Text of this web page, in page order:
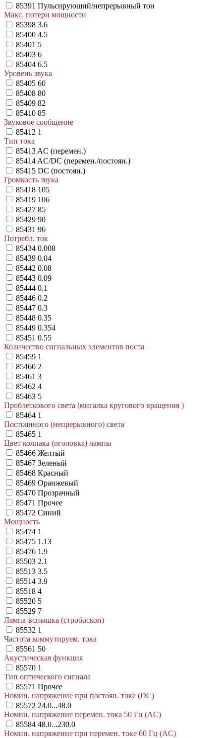
85391 Пульсирующий/непрерывный тон
Макс. потери мощности
85398 3.6
85400 4.5
85401 5
85403 6
85404 6.5
Уровень звука
85405 60
85408 80
85409 82
85410 85
Звуковое сообщение
85412 1
Тип тока
85413 AC (перемен.)
85414 AC/DC (перемен./постоян.)
85415 DC (постоян.)
Громкость звука
85418 105
85419 106
85427 85
85429 90
85431 96
Потребл. ток
85434 0.008
85439 0.04
85442 0.08
85443 0.09
85444 0.1
85446 0.2
85447 0.3
85448 0.35
85449 0.354
85451 0.55
Количество сигнальных элементов поста
85459 1
85460 2
85461 3
85462 4
85463 5
Проблескового света (мигалка кругового вращения )
85464 1
Постоянного (непрерывного) света
85465 1
Цвет колпака (оголовка) лампы
85466 Желтый
85467 Зеленый
85468 Красный
85469 Оранжевый
85470 Прозрачный
85471 Прочее
85472 Синий
Мощность
85474 1
85475 1.13
85476 1.9
85503 2.1
85513 3.5
85514 3.9
85518 4
85520 5
85529 7
Лампа-вспышка (стробоскоп)
85532 1
Частота коммутируем. тока
85561 50
Акустическая функция
85570 1
Тип оптического сигнала
85571 Прочее
Номин. напряжение при постоян. токе (DC)
85572 24.0...48.0
Номин. напряжение перемен. тока 50 Гц (AC)
85584 48.0...230.0
Номин. напряжение при перемен. токе 60 Гц (AC)